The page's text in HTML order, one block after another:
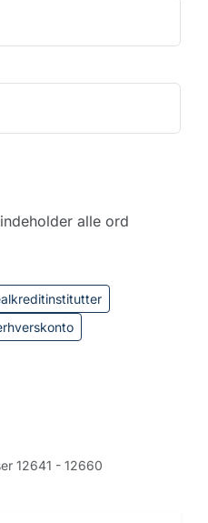
alle ord
12641 - 12660